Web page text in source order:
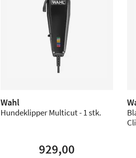
Wahl
Hundeklipper Multicut - 1 stk.
929,00